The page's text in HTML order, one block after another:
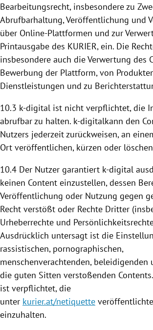
Bearbeitungsrecht, insbesondere zu
Abrufbarhaltung, Veröffentlichung und
über Online-Plattformen und zur
Printausgabe des KURIER, ein. Die
insbesondere auch die Verwertung des
Bewerbung der Plattform, von
Dienstleistungen und zu
10.3 k-digital ist nicht verpflichtet, die
abrufbar zu halten. k-digitalkann den
Nutzers jederzeit zurückweisen, an
Ort veröffentlichen, kürzen oder
10.4 Der Nutzer garantiert k-digital
keinen Content einzustellen, dessen
Veröffentlichung oder Nutzung gegen
Recht verstößt oder Rechte Dritter
Urheberrechte und
Ausdrücklich untersagt ist die
rassistischen, pornographischen,
menschenverachtenden, beleidigenden
die guten Sitten verstoßenden
ist verpflichtet, die
unter kurier.at/netiquette
einzuhalten.